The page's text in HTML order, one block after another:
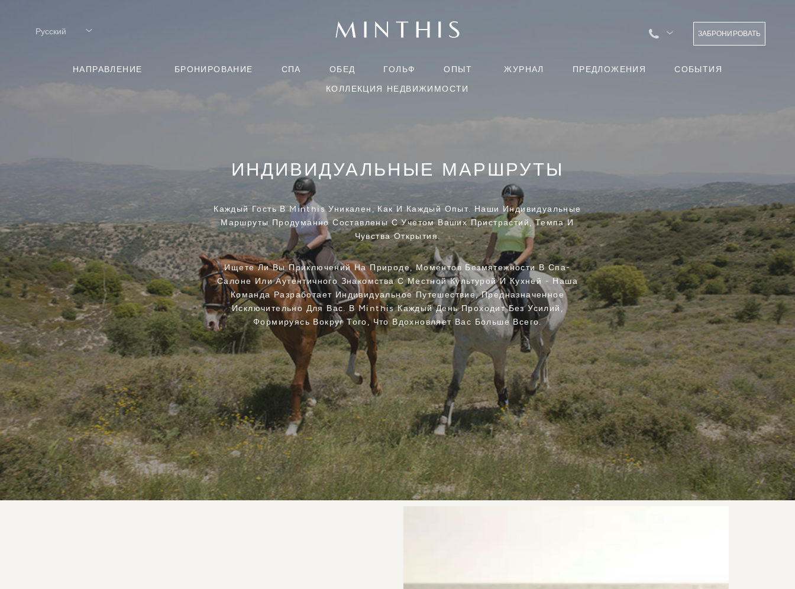
Русский ЗАБРОНИРОВАТЬ
НАПРАВЛЕНИЕ БРОНИРОВАНИЕ СПА ОБЕД ГОЛЬФ ОПЫТ ЖУРНАЛ ПРЕДЛОЖЕНИЯ
СОБЫТИЯ
КОЛЛЕКЦИЯ НЕДВИЖИМОСТИ
Русский
ИНДИВИДУАЛЬНЫЕ МАРШРУТЫ
Каждый Гость В Minthis Уникален, Как И Каждый Опыт. Наши Индивидуальные
Маршруты Продуманно Составлены С Учетом Ваших Пристрастий, Темпа И
Чувства Открытия.
Ищете Ли Вы Приключений На Природе, Моментов Безмятежности В Спа-
Салоне Или Аутентичного Знакомства С Местной Культурой И Кухней - Наша
Команда Разработает Индивидуальное Путешествие, Предназначенное
Исключительно Для Вас. В Minthis Каждый День Проходит Без Усилий,
Формируясь Вокруг Того, Что Вдохновляет Вас Больше Всего.